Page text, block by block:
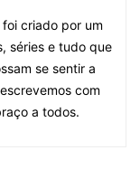
criado por um
séries e tudo que
se sentir a
com
a todos.